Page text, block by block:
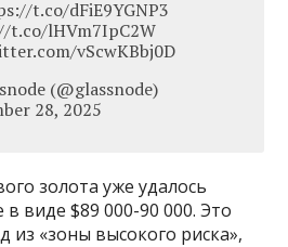
t.co/dFiE9YGNP3
t.co/lHVm7IpC2W
vScwKBbj0D
(@glassnode)
28, 2025
золота уже удалось
виде $89 000-90 000. Это
из «зоны высокого риска»,